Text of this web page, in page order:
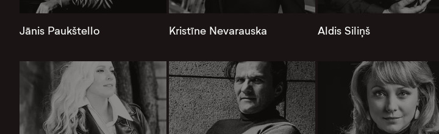
Jānis Paukštello Kristīne Nevarauska Aldis Siliņš